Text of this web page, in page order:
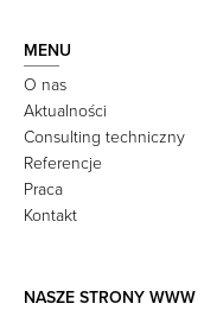
MENU
O nas
Aktualności
Consulting techniczny
Referencje
Praca
Kontakt
NASZE STRONY WWW